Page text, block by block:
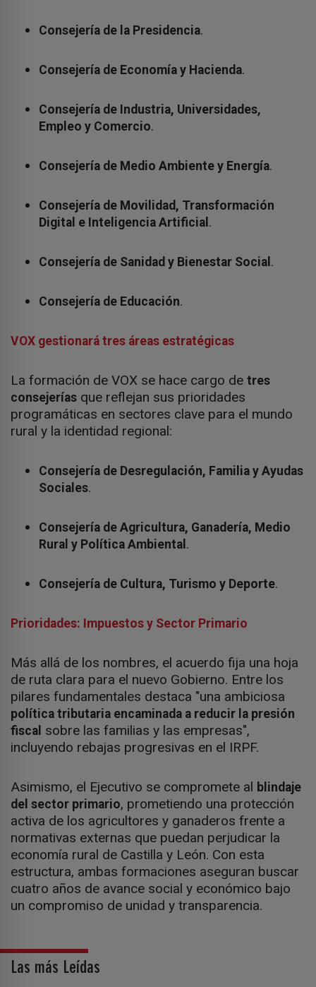
Consejería de la Presidencia.
Consejería de Economía y Hacienda.
Consejería de Industria, Universidades,
Empleo y Comercio.
Consejería de Medio Ambiente y Energía.
Consejería de Movilidad, Transformación
Digital e Inteligencia Artificial .
Consejería de Sanidad y Bienestar Social .
Consejería de Educación.
VOX gestionará tres áreas estratégicas
La formación de VOX se hace cargo de tres
consejerías que reflejan sus prioridades
programáticas en sectores clave para el mundo
rural y la identidad regional:
Consejería de Desregulación, Familia y Ayudas
Sociales.
Consejería de Agricultura, Ganadería, Medio
Rural y Política Ambiental .
Consejería de Cultura, Turismo y Deporte.
Prioridades: Impuestos y Sector Primario
Más allá de los nombres, el acuerdo fija una hoja
de ruta clara para el nuevo Gobierno. Entre los
pilares fundamentales destaca "una ambiciosa
política tributaria encaminada a reducir la presión
fiscal sobre las familias y las empresas",
incluyendo rebajas progresivas en el IRPF.
Asimismo, el Ejecutivo se compromete al blindaje
del sector primario, prometiendo una protección
activa de los agricultores y ganaderos frente a
normativas externas que puedan perjudicar la
economía rural de Castilla y León. Con esta
estructura, ambas formaciones aseguran buscar
cuatro años de avance social y económico bajo
un compromiso de unidad y transparencia.
Las más Leídas